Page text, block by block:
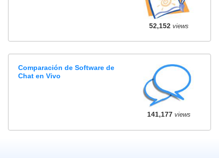
52,152views
Comparación de Software de
Chat en Vivo
141,177views